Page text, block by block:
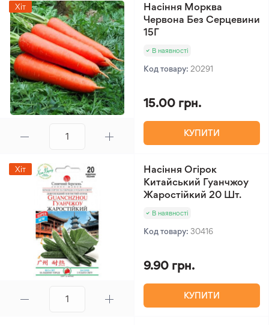
Хіт
Насіння Морква
Червона Без Серцевини
15Г
В наявності
Код товару: 20291
15.00 грн.
КУПИТИ
Хіт
Насіння Огірок
Китайський Гуанчжоу
Жаростійкий 20 Шт.
В наявності
Код товару: 30416
9.90 грн.
КУПИТИ